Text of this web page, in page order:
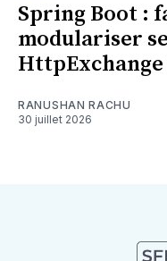
Spring Boot :
modulariser
HttpExchange
RANUSHAN RACHU
30 juillet 2026